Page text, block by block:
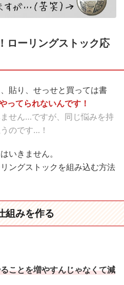
ローリングストック応
貼り、せっせと買っては書
ってられないんです！
せん…ですが、同じ悩みを持
のです…！
いきません。
ングストックを組み込む方法
みを作る
ことを増やすんじゃなくて減